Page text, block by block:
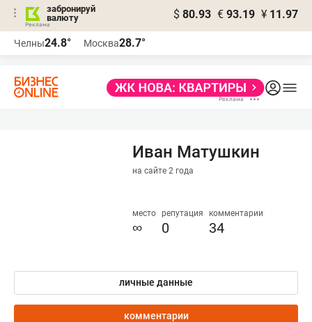
забронируй
валюту
$ 80.93 € 93.19 ¥ 11.97
Челны24.8° Москва28.7°
Иван Матушкин
на сайте 2 года
место
∞
репутация
0
комментарии
34
личные данные
комментарии